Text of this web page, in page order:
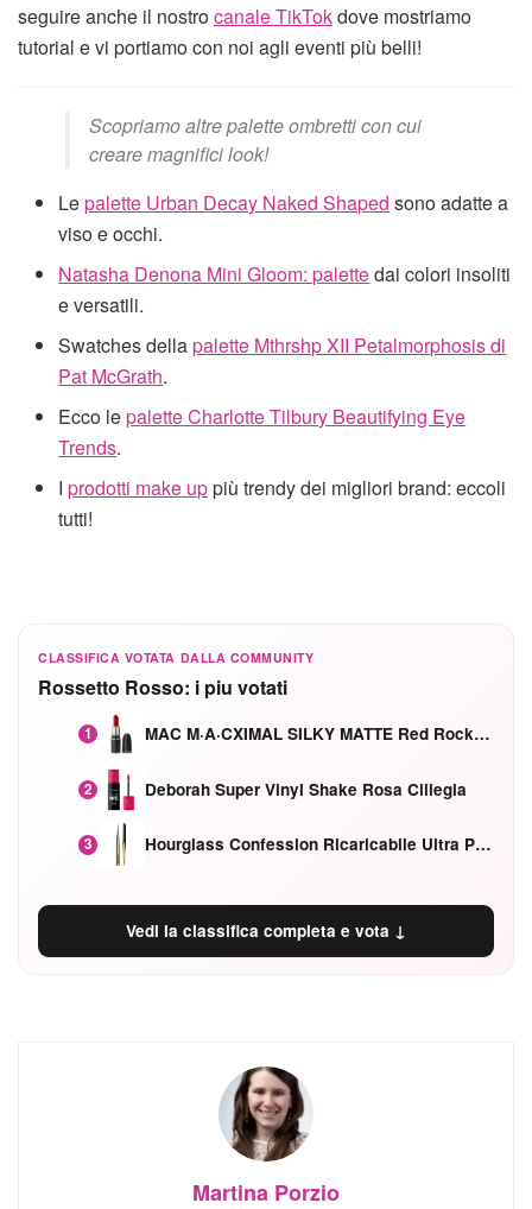
seguire anche il nostrocanale TikTokdove mostriamo
tutorial e vi portiamo con noi agli eventi più belli!
Scopriamo altre palette ombretti con cui
creare magnifici look!
Lepalette Urban Decay Naked Shaped sono adatte a
viso e occhi.
Natasha Denona Mini Gloom: palettedai colori insoliti
e versatili.
Swatches dellapalette Mthrshp XII Petalmorphosis di
Pat McGrath.
Ecco lepalette Charlotte Tilbury Beautifying Eye
Trends.
Iprodotti make uppiù trendy dei migliori brand: eccoli
tutti!
CLASSIFICA VOTATA DALLA COMMUNITY
Rossetto Rosso: i piu votati
1 MAC M·A·CXIMAL SILKY MATTE Red Rock mat
2 Deborah Super Vinyl Shake Rosa Ciliegia
3 Hourglass Confession Ricaricabile Ultra Preciso Ad Alta Intensità Secretly Classic Red
Vedi la classifica completa e vota ↓
Martina Porzio